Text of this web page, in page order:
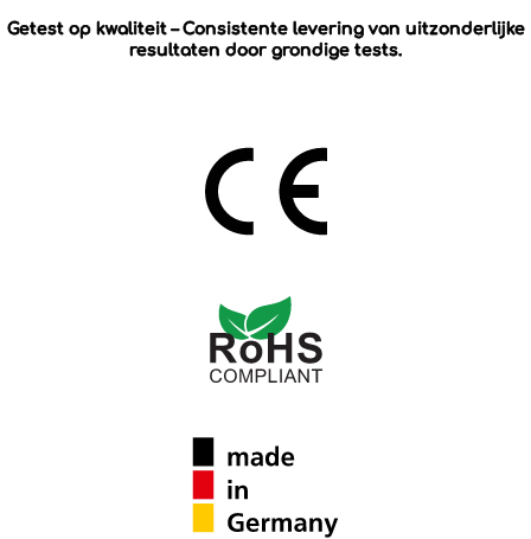
Getest op kwaliteit – Consistente levering van uitzonderlijke
resultaten door grondige tests.
in elektrische en elektronische apparatuur beperkt om de
veiligheid en de zorg voor het milieu te waarborgen.